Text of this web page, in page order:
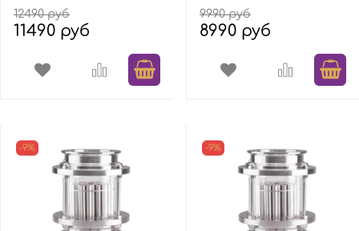
12490 руб
11490 руб
9990 руб
8990 руб
-9% -9%